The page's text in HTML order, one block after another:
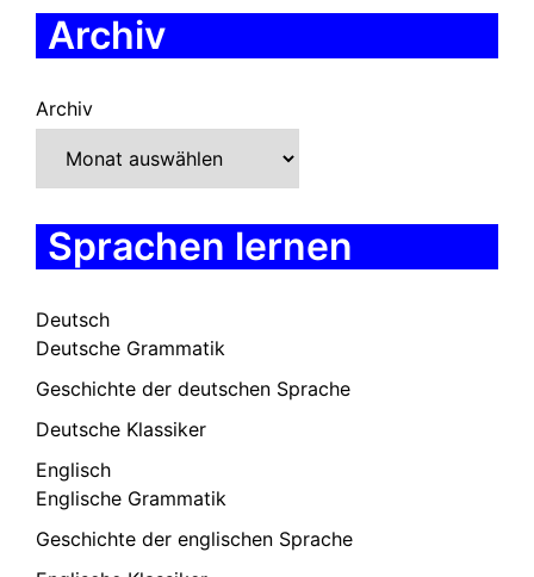
Archiv
Archiv
Sprachen lernen
Deutsch
Deutsche Grammatik
Geschichte der deutschen Sprache
Deutsche Klassiker
Englisch
Englische Grammatik
Geschichte der englischen Sprache